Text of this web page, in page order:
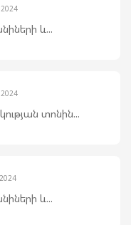
և...
տոնին...
և...